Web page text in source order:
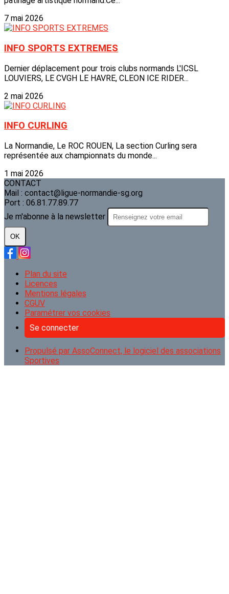
7 mai 2026
INFO SPORTS EXTREMES
Dernier déplacement pour trois clubs normands L'ICSL
LOUVIERS, LE CVGH LE HAVRE, CLEON ICE RIDER...
2 mai 2026
INFO CURLING
La Normandie, Le ROC ROUEN, La section Curling sera
représentée aux championnats du monde...
1 mai 2026
CONTACT
Mail : contact@ligue-normandie-sg.org
Port : 06.81.77.89.77
Je m'abonne à la newsletter
OK
Plan du site
Licences
Mentions légales
CGUV
Paramétrer vos cookies
Se connecter
Propulsé par AssoConnect, le logiciel des associations
Sportives